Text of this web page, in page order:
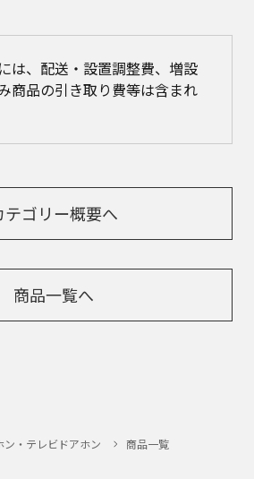
は、配送・設置調整費、増設
商品の引き取り費等は含まれ
テゴリー概要へ
商品一覧へ
ン・テレビドアホン
商品一覧